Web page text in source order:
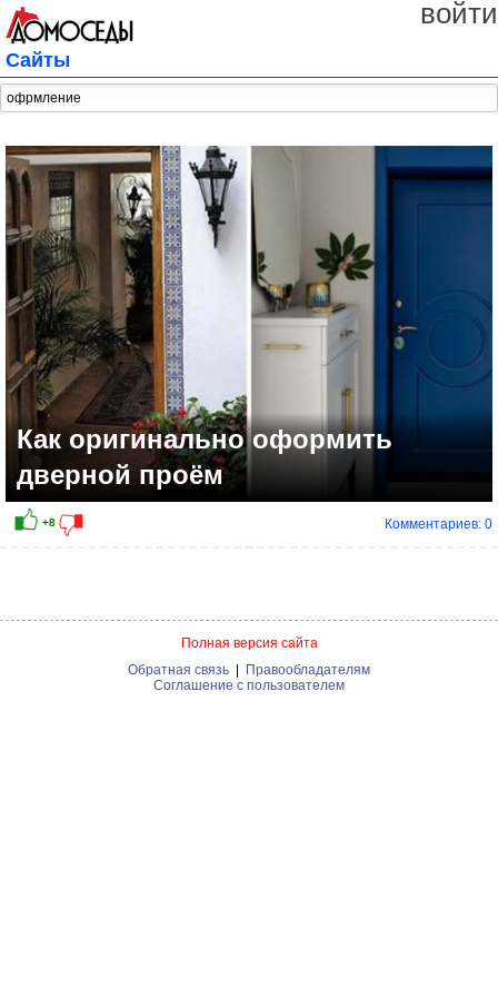
войти
Сайты
Как оригинально оформить
дверной проём
Комментариев: 0
Полная версия сайта
Обратная связь
Правообладателям
Соглашение с пользователем